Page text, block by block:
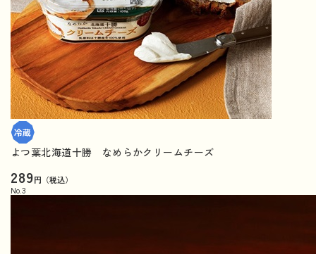
よつ葉北海道十勝 なめらかクリームチーズ
289円（税込）
No. 3